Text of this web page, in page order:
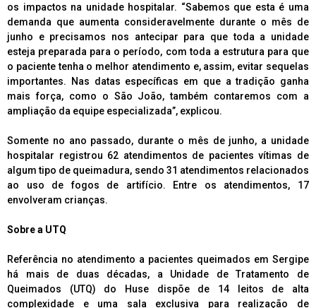
os impactos na unidade hospitalar. “Sabemos que esta é uma
demanda que aumenta consideravelmente durante o mês de
junho e precisamos nos antecipar para que toda a unidade
esteja preparada para o período, com toda a estrutura para que
o paciente tenha o melhor atendimento e, assim, evitar sequelas
importantes. Nas datas específicas em que a tradição ganha
mais força, como o São João, também contaremos com a
ampliação da equipe especializada”, explicou.
Somente no ano passado, durante o mês de junho, a unidade
hospitalar registrou 62 atendimentos de pacientes vítimas de
algum tipo de queimadura, sendo 31 atendimentos relacionados
ao uso de fogos de artifício. Entre os atendimentos, 17
envolveram crianças.
Sobre a UTQ
Referência no atendimento a pacientes queimados em Sergipe
há mais de duas décadas, a Unidade de Tratamento de
Queimados (UTQ) do Huse dispõe de 14 leitos de alta
complexidade e uma sala exclusiva para realização de